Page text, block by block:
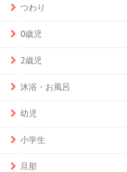
つわり
0歳児
2歳児
沐浴・お風呂
幼児
小学生
旦那